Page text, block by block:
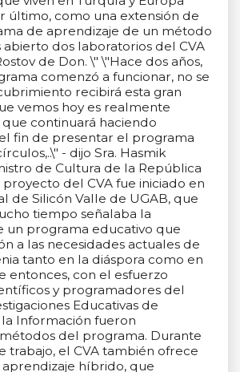
último, como una extensión de
de aprendizaje de un método
dos laboratorios del CVA
de Don. \" \"Hace dos años,
comenzó a funcionar, no se
recibirá esta gran
vemos hoy es realmente
continuará haciendo
fin de presentar el programa
- dijo Sra. Hasmik
de Cultura de la República
del CVA fue iniciado en
de Silicón Valle de UGAB, que
tiempo señalaba la
un programa educativo que
a las necesidades actuales de
tanto en la diáspora como en
entonces, con el esfuerzo
y programadores del
Educativas de
Información fueron
del programa. Durante
trabajo, el CVA también ofrece
híbrido, que